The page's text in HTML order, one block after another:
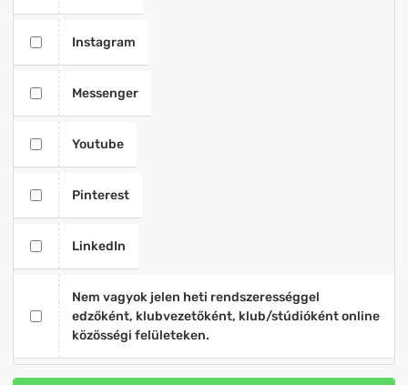
Instagram
Messenger
Youtube
Pinterest
LinkedIn
Nem vagyok jelen heti rendszerességgel
edzőként, klubvezetőként, klub/stúdióként online
közösségi felületeken.